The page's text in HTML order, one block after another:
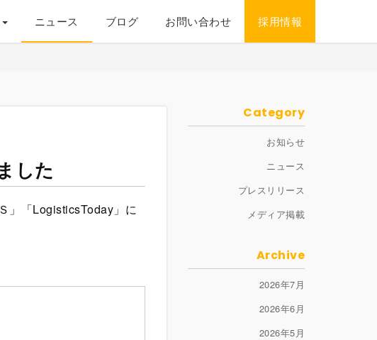
ニュース ブログ お問い合わせ 採用情報
した
」「LogisticsToday」に
Category
お知らせ
ニュース
プレスリリース
メディア掲載
Archive
2026年7月
2026年6月
2026年5月